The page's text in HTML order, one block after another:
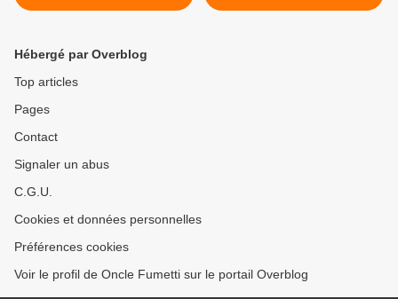
chez Dupuis.
Rosa chez Glénat >
Hébergé par Overblog
Top articles
Pages
Contact
Signaler un abus
C.G.U.
Cookies et données personnelles
Préférences cookies
Voir le profil de Oncle Fumetti sur le portail Overblog